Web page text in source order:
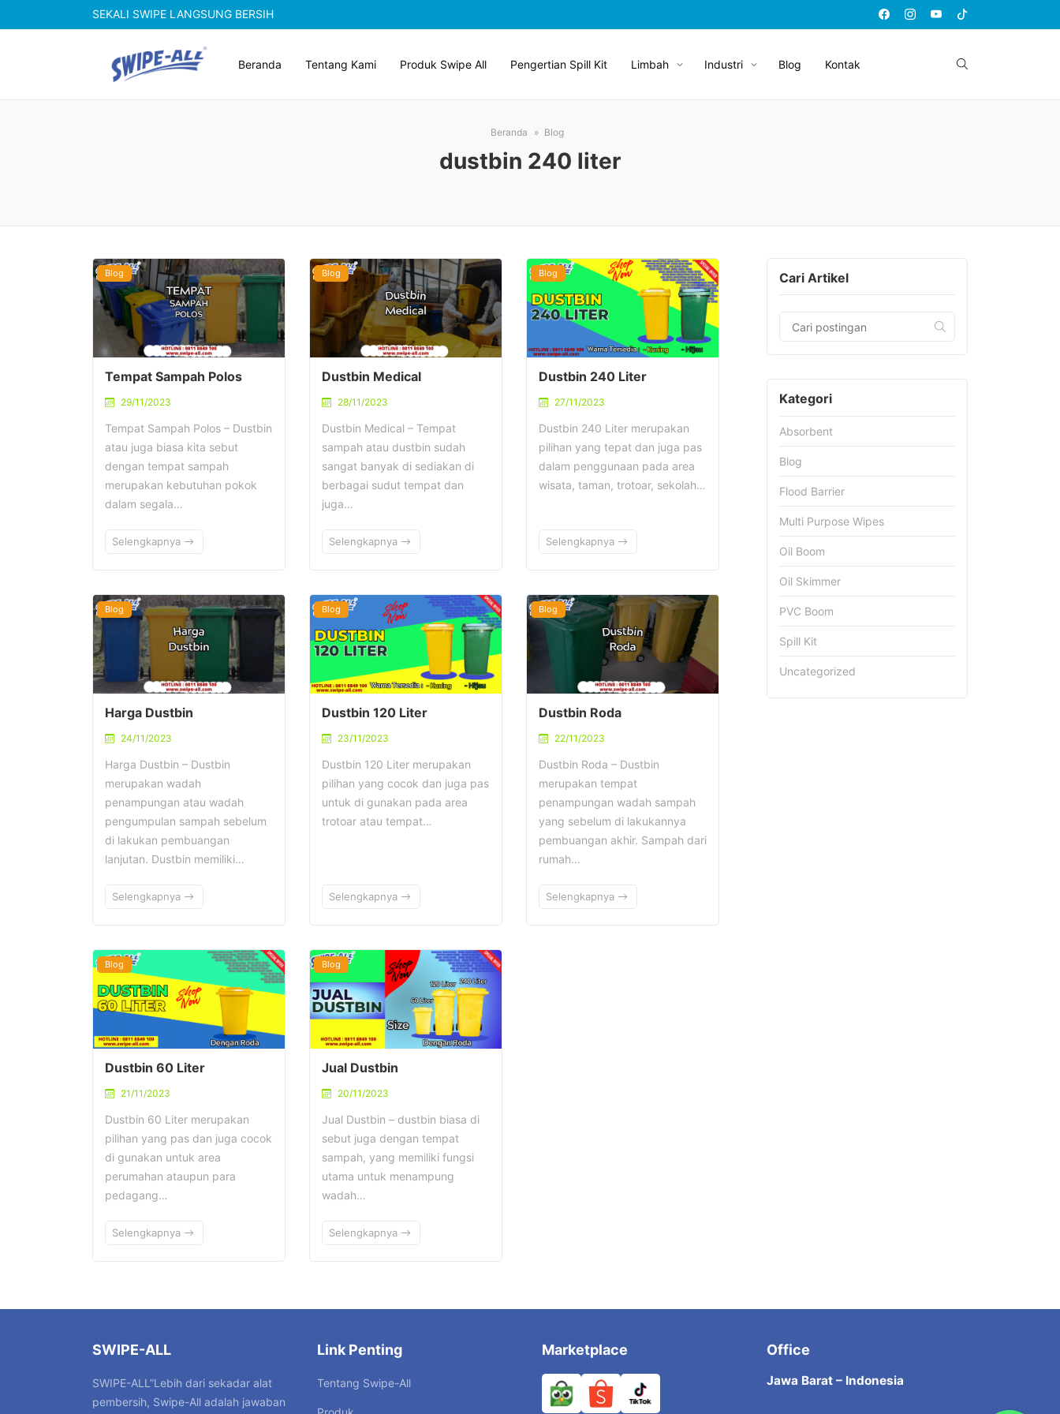
SEKALI SWIPE LANGSUNG BERSIH
Beranda Tentang Kami Produk Swipe All Pengertian Spill Kit Limbah Industri Blog Kontak
Beranda Blog
dustbin 240 liter
Blog
Tempat Sampah Polos
29/11/2023
Tempat Sampah Polos – Dustbin
atau juga biasa kita sebut
dengan tempat sampah
merupakan kebutuhan pokok
dalam segala…
Selengkapnya
Blog
Dustbin Medical
28/11/2023
Dustbin Medical – Tempat
sampah atau dustbin sudah
sangat banyak di sediakan di
berbagai sudut tempat dan
juga…
Selengkapnya
Blog
Dustbin 240 Liter
27/11/2023
Dustbin 240 Liter merupakan
pilihan yang tepat dan juga pas
dalam penggunaan pada area
wisata, taman, trotoar, sekolah…
Selengkapnya
Blog
Harga Dustbin
24/11/2023
Harga Dustbin – Dustbin
merupakan wadah
penampungan atau wadah
pengumpulan sampah sebelum
di lakukan pembuangan
lanjutan. Dustbin memiliki…
Selengkapnya
Blog
Dustbin 120 Liter
23/11/2023
Dustbin 120 Liter merupakan
pilihan yang cocok dan juga pas
untuk di gunakan pada area
trotoar atau tempat…
Selengkapnya
Blog
Dustbin Roda
22/11/2023
Dustbin Roda – Dustbin
merupakan tempat
penampungan wadah sampah
yang sebelum di lakukannya
pembuangan akhir. Sampah dari
rumah…
Selengkapnya
Blog
Dustbin 60 Liter
21/11/2023
Dustbin 60 Liter merupakan
pilihan yang pas dan juga cocok
di gunakan untuk area
perumahan ataupun para
pedagang…
Selengkapnya
Blog
Jual Dustbin
20/11/2023
Jual Dustbin – dustbin biasa di
sebut juga dengan tempat
sampah, yang memiliki fungsi
utama untuk menampung
wadah…
Selengkapnya
Cari Artikel
Kategori
Absorbent
Blog
Flood Barrier
Multi Purpose Wipes
Oil Boom
Oil Skimmer
PVC Boom
Spill Kit
Uncategorized
SWIPE-ALL
SWIPE-ALL”Lebih dari sekadar alat
pembersih, Swipe-All adalah jawaban
Link Penting
Tentang Swipe-All
Marketplace Office
Jawa Barat – Indonesia